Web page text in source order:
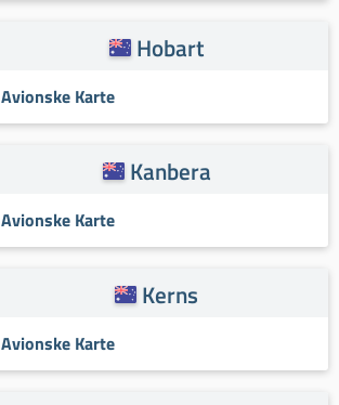
Hobart
Avionske Karte
Kanbera
Avionske Karte
Kerns
Avionske Karte